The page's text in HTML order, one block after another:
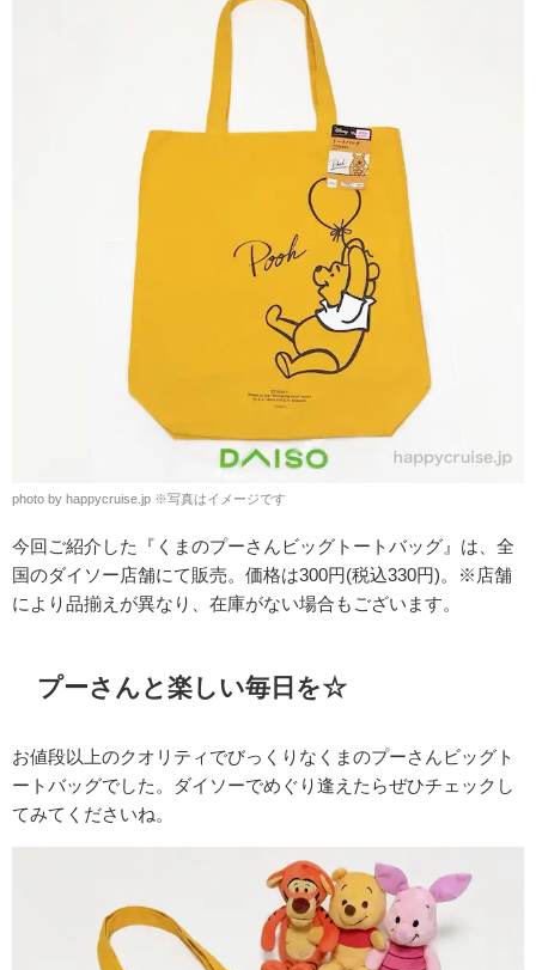
photo by happycruise.jp ※写真はイメージです
今回ご紹介した『くまのプーさんビッグトートバッグ』は、全
国のダイソー店舗にて販売。価格は300円(税込330円)。※店舗
により品揃えが異なり、在庫がない場合もございます。
プーさんと楽しい毎日を☆
お値段以上のクオリティでびっくりなくまのプーさんビッグト
ートバッグでした。ダイソーでめぐり逢えたらぜひチェックし
てみてくださいね。